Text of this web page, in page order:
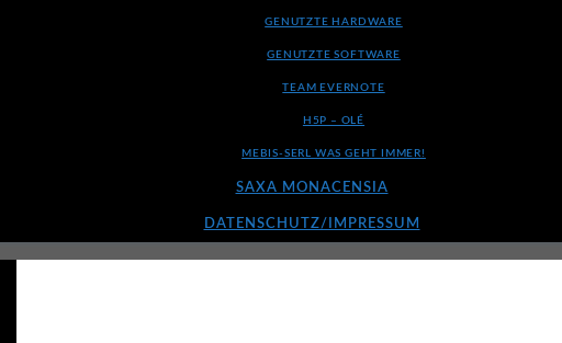
GENUTZTE HARDWARE
GENUTZTE SOFTWARE
TEAM EVERNOTE
H5P – OLÉ
MEBIS-SERL WAS GEHT IMMER!
SAXA MONACENSIA
DATENSCHUTZ/IMPRESSUM